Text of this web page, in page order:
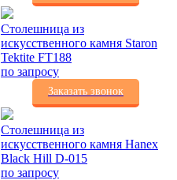
Столешница из
искусственного камня Staron
Tektite FT188
по запросу
Заказать звонок
Столешница из
искусственного камня Hanex
Black Hill D-015
по запросу